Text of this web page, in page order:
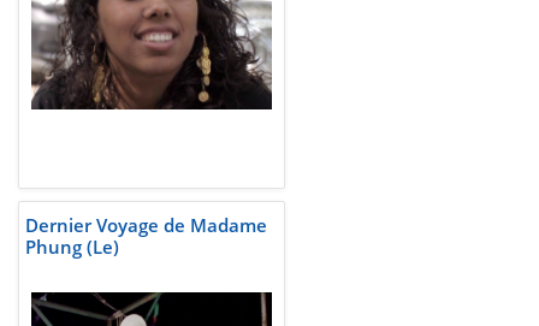
Dernier Voyage de Madame
Phung (Le)